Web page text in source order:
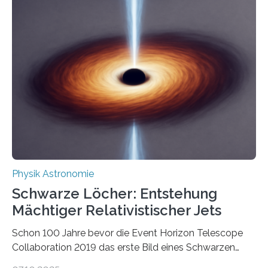
Quantenmotoren voranbringen. Das
Wissenschaftsjournal Science Advances veröffentlichte
die Herleitung. (DOI: 10.1126/sciadv.adw8462)
Verbrennungsmotoren oder Dampfturbinen sind
Wärmekraftmaschinen: Sie wandeln thermische
Energie in mechanische Bewegung um – oder anders
ausgedrückt, Wärme in Bewegung. In
quantenmechanischen Experimenten ist es in den…
Physik Astronomie
Schwarze Löcher: Entstehung
Mächtiger Relativistischer Jets
Schon 100 Jahre bevor die Event Horizon Telescope
Collaboration 2019 das erste Bild eines Schwarzen